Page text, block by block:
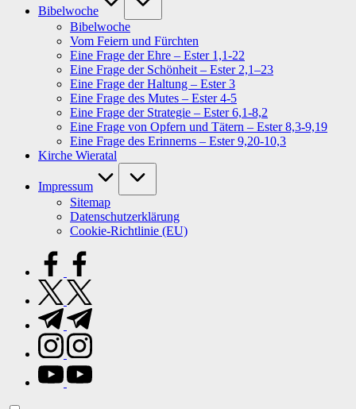
Bibelwoche
Bibelwoche
Vom Feiern und Fürchten
Eine Frage der Ehre – Ester 1,1-22
Eine Frage der Schönheit – Ester 2,1–23
Eine Frage der Haltung – Ester 3
Eine Frage des Mutes – Ester 4-5
Eine Frage der Strategie – Ester 6,1-8,2
Eine Frage von Opfern und Tätern – Ester 8,3-9,19
Eine Frage des Erinnerns – Ester 9,20-10,3
Kirche Wieratal
Impressum
Sitemap
Datenschutzerklärung
Cookie-Richtlinie (EU)
facebook.com
twitter.com
t.me
instagram.com
youtube.com